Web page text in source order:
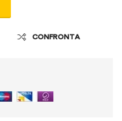
CONFRONTA